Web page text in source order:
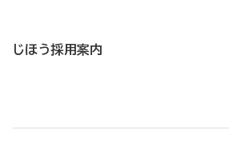
じほう採用案内